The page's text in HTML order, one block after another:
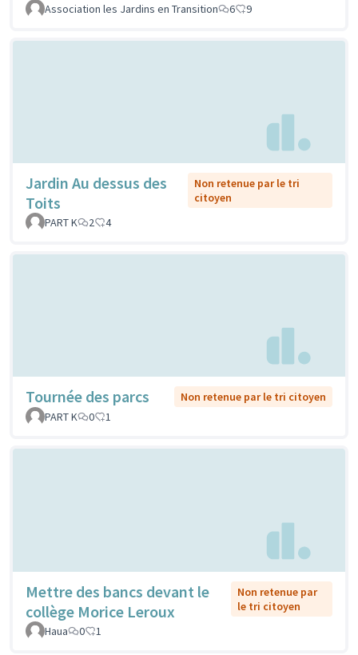
Association les Jardins en Transition
6 9
Jardin Au dessus des
Toits
Non retenue par le tri
citoyen
PART K
2 4
Tournée des parcs
Non retenue par le tri citoyen
PART K
0 1
Mettre des bancs devant le
collège Morice Leroux
Non retenue par
le tri citoyen
Haua
0 1